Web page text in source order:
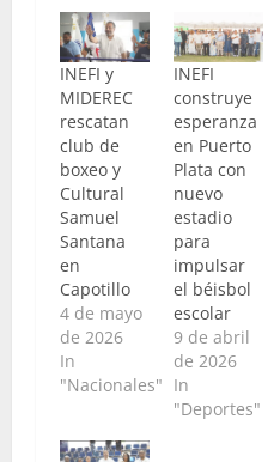
INEFI y
MIDEREC
rescatan
club de
boxeo y
Cultural
Samuel
Santana
en
Capotillo
4 de mayo
de 2026
In
"Nacionales"
INEFI
construye
esperanza
en Puerto
Plata con
nuevo
estadio
para
impulsar
el béisbol
escolar
9 de abril
de 2026
In
"Deportes"